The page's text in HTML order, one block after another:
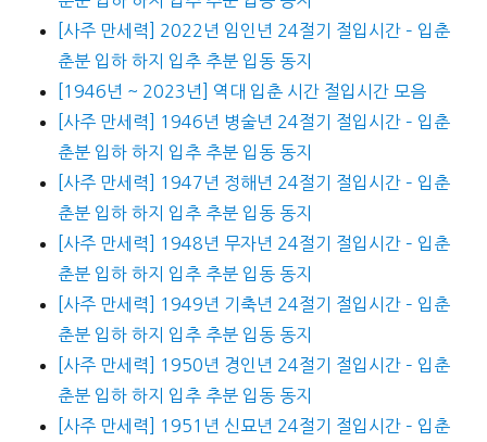
[사주 만세력] 2022년 임인년 24절기 절입시간 – 입춘
춘분 입하 하지 입추 추분 입동 동지
[1946년 ~ 2023년] 역대 입춘 시간 절입시간 모음
[사주 만세력] 1946년 병술년 24절기 절입시간 – 입춘
춘분 입하 하지 입추 추분 입동 동지
[사주 만세력] 1947년 정해년 24절기 절입시간 – 입춘
춘분 입하 하지 입추 추분 입동 동지
[사주 만세력] 1948년 무자년 24절기 절입시간 – 입춘
춘분 입하 하지 입추 추분 입동 동지
[사주 만세력] 1949년 기축년 24절기 절입시간 – 입춘
춘분 입하 하지 입추 추분 입동 동지
[사주 만세력] 1950년 경인년 24절기 절입시간 – 입춘
춘분 입하 하지 입추 추분 입동 동지
[사주 만세력] 1951년 신묘년 24절기 절입시간 – 입춘